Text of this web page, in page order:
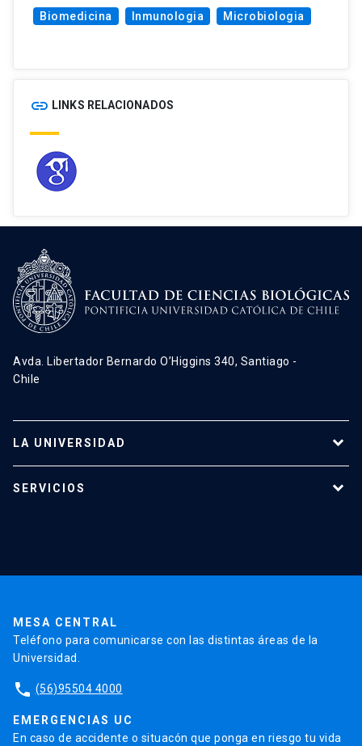
Biomedicina Inmunologia Microbiologia
link LINKS RELACIONADOS
Avda. Libertador Bernardo O’Higgins 340, Santiago -
Chile
LA UNIVERSIDAD
SERVICIOS
MESA CENTRAL
Teléfono para comunicarse con las distintas áreas de la
Universidad.
phone (56)95504 4000
EMERGENCIAS UC
En caso de accidente o situacón que ponga en riesgo tu vida